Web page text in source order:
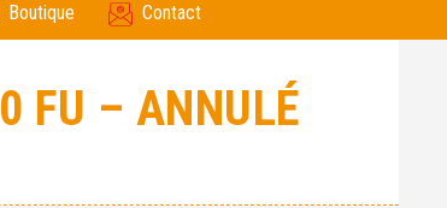
Boutique Contact
FU – ANNULÉ